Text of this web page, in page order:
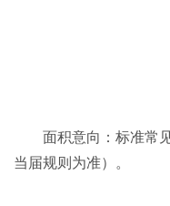
面积意向：标准常
当届规则为准）。